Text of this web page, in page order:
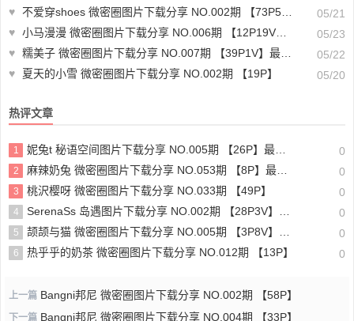
♥ 不爱穿shoes 微密圈图片下载分享 NO.002期 【73P5V】
05/21
♥ 小马漫漫 微密圈图片下载分享 NO.006期 【12P19V】最新至：2023.12.09
05/23
♥ 糯美子 微密圈图片下载分享 NO.007期 【39P1V】最新至：2023.10.12
05/22
♥
夏天的小雪 微密圈图片下载分享 NO.002期 【19P】 05/20
热评文章
1 妮兔t 秘语空间图片下载分享 NO.005期 【26P】最新至：2025.6.11 0
2 麻辣奶兔 微密圈图片下载分享 NO.053期 【8P】最新至：2023.11.18 0
3 桃沢樱呀 微密圈图片下载分享 NO.033期 【49P】 0
4 SerenaSs 岛遇图片下载分享 NO.002期 【28P3V】最新至：2025.6.19 0
5 颉颉与猫 微密圈图片下载分享 NO.005期 【3P8V】最新至：2023.11.20 0
6 热乎乎的奶茶 微密圈图片下载分享 NO.012期 【13P】 0
上一篇 Bangni邦尼 微密圈图片下载分享 NO.002期 【58P】
下一篇 Bangni邦尼 微密圈图片下载分享 NO.004期 【33P】